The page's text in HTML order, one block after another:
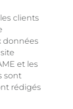
clients
données
et les
sont
rédigés